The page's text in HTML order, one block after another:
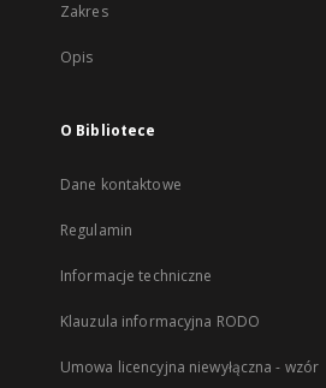
Zakres
Opis
O Bibliotece
Dane kontaktowe
Regulamin
Informacje techniczne
Klauzula informacyjna RODO
Umowa licencyjna niewyłączna - wzór